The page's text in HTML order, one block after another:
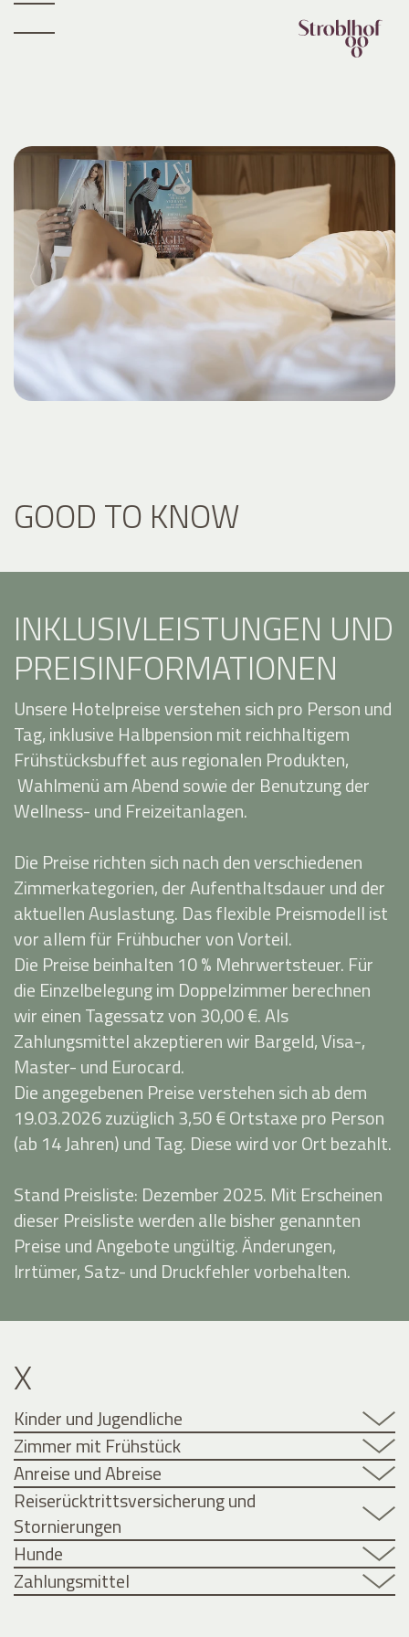
GOOD TO KNOW
INKLUSIVLEISTUNGEN UND
PREISINFORMATIONEN
Unsere Hotelpreise verstehen sich pro Person und
Tag, inklusive Halbpension mit reichhaltigem
Frühstücksbuffet aus regionalen Produkten,
Wahlmenü am Abend sowie der Benutzung der
Wellness- und Freizeitanlagen.
Die Preise richten sich nach den verschiedenen
Zimmerkategorien, der Aufenthaltsdauer und der
aktuellen Auslastung. Das flexible Preismodell ist
vor allem für Frühbucher von Vorteil.
Die Preise beinhalten 10 % Mehrwertsteuer. Für
die Einzelbelegung im Doppelzimmer berechnen
wir einen Tagessatz von 30,00 €. Als
Zahlungsmittel akzeptieren wir Bargeld, Visa-,
Master- und Eurocard.
Die angegebenen Preise verstehen sich ab dem
19.03.2026 zuzüglich 3,50 € Ortstaxe pro Person
(ab 14 Jahren) und Tag. Diese wird vor Ort bezahlt.
Stand Preisliste: Dezember 2025. Mit Erscheinen
dieser Preisliste werden alle bisher genannten
Preise und Angebote ungültig. Änderungen,
Irrtümer, Satz- und Druckfehler vorbehalten.
X
Kinder und Jugendliche
Zimmer mit Frühstück
Anreise und Abreise
Reiserücktrittsversicherung und
Stornierungen
Hunde
Zahlungsmittel